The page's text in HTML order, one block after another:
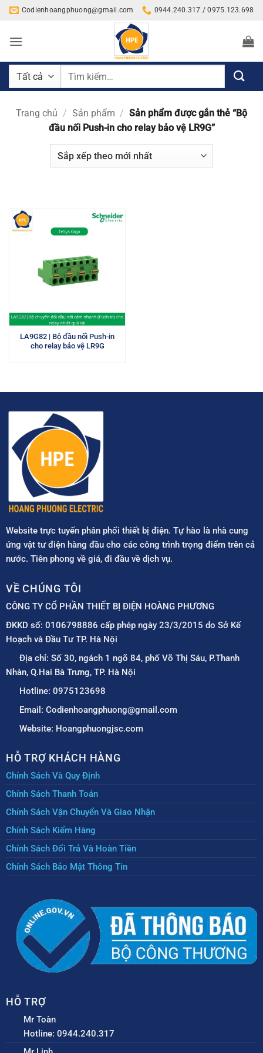
Bỏ
nội
Codienhoangphuong@gmail.com 0944.240.317 / 0975.123.698
Tìm
Trang chủ / Sản phẩm / Sản phẩm được gắn thẻ “Bộ
đầu nối Push-in cho relay bảo vệ LR9G”
LA9G82 | Bộ đầu nối Push-in
cho relay bảo vệ LR9G
Website trực tuyến phân phối thiết bị điện. Tự hào là nhà cung
ứng vật tư điện hàng đầu cho các công trình trọng điểm trên cả
nước. Tiên phong về giá, đi đầu về dịch vụ.
VỀ CHÚNG TÔI
CÔNG TY CỔ PHẦN THIẾT BỊ ĐIỆN HOÀNG PHƯƠNG
ĐKKD số: 0106798886 cấp phép ngày 23/3/2015 do Sở Kế
Hoạch và Đầu Tư TP. Hà Nội
Địa chỉ: Số 30, ngách 1 ngõ 84, phố Võ Thị Sáu, P.Thanh
Nhàn, Q.Hai Bà Trưng, TP. Hà Nội
Hotline: 0975123698
Email: Codienhoangphuong@gmail.com
Website: Hoangphuongjsc.com
HỖ TRỢ KHÁCH HÀNG
Chính Sách Và Quy Định
Chính Sách Thanh Toán
Chính Sách Vận Chuyển Và Giao Nhận
Chính Sách Kiểm Hàng
Chính Sách Đổi Trả Và Hoàn Tiền
Chính Sách Bảo Mật Thông Tin
HỖ TRỢ
Mr Toàn
Hotline: 0944.240.317